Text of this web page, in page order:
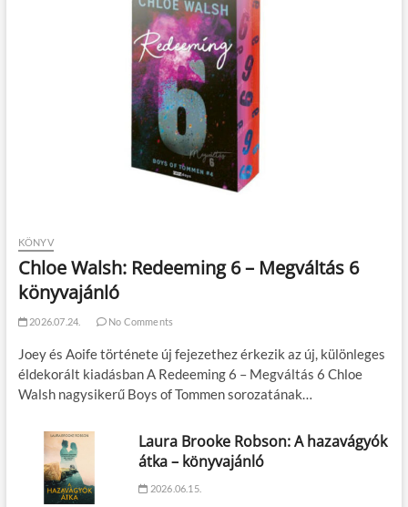
KÖNYV
Chloe Walsh: Redeeming 6 – Megváltás 6
könyvajánló
2026.07.24. No Comments
Joey és Aoife története új fejezethez érkezik az új, különleges
éldekorált kiadásban A Redeeming 6 – Megváltás 6 Chloe
Walsh nagysikerű Boys of Tommen sorozatának…
Laura Brooke Robson: A hazavágyók
átka – könyvajánló
2026.06.15.